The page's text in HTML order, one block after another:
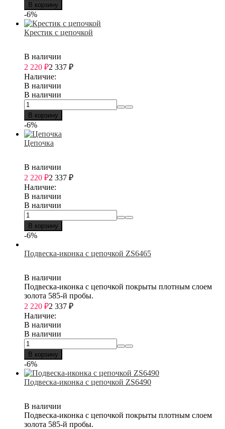
В корзину
-6%
Крестик с цепочкой
В наличии
2 220 ₽2 337 ₽
Наличие:
В наличии
В наличии
В корзину
-6%
Цепочка
В наличии
2 220 ₽2 337 ₽
Наличие:
В наличии
В наличии
В корзину
-6%
Подвеска-иконка с цепочкой ZS6465
В наличии
Подвеска-иконка с цепочкой покрыты плотным слоем
золота 585-й пробы.
2 220 ₽2 337 ₽
Наличие:
В наличии
В наличии
В корзину
-6%
Подвеска-иконка с цепочкой ZS6490
В наличии
Подвеска-иконка с цепочкой покрыты плотным слоем
золота 585-й пробы.